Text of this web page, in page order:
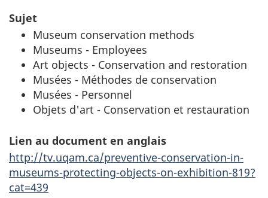
Sujet
Museum conservation methods
Museums - Employees
Art objects - Conservation and restoration
Musées - Méthodes de conservation
Musées - Personnel
Objets d'art - Conservation et restauration
Lien au document en anglais
http://tv.uqam.ca/preventive-conservation-in-
museums-protecting-objects-on-exhibition-819?
cat=439